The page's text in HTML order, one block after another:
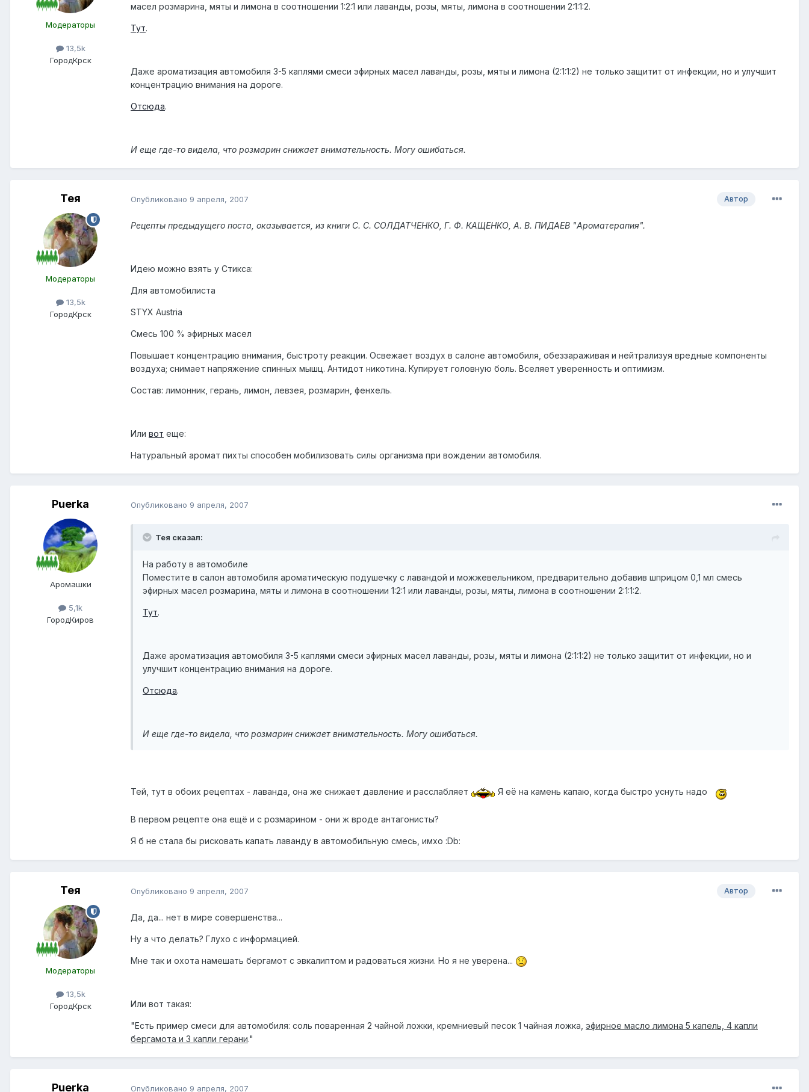
Модераторы
13,5k
ГородКрск
масел розмарина, мяты и лимона в соотношении 1:2:1 или лаванды, розы, мяты, лимона в соотношении 2:1:1:2.
Тут.
Даже ароматизация автомобиля 3-5 каплями смеси эфирных масел лаванды, розы, мяты и лимона (2:1:1:2) не только защитит от инфекции, но и улучшит
концентрацию внимания на дороге.
Отсюда.
И еще где-то видела, что розмарин снижает внимательность. Могу ошибаться.
Тея
Модераторы
13,5k
ГородКрск
Автор
Опубликовано 9 апреля, 2007
Рецепты предыдущего поста, оказывается, из книги С. С. СОЛДАТЧЕНКО, Г. Ф. КАЩЕНКО, А. В. ПИДАЕВ "Ароматерапия".
Идею можно взять у Стикса:
Для автомобилиста
STYX Austria
Смесь 100 % эфирных масел
Повышает концентрацию внимания, быстроту реакции. Освежает воздух в салоне автомобиля, обеззараживая и нейтрализуя вредные компоненты
воздуха; снимает напряжение спинных мышц. Антидот никотина. Купирует головную боль. Вселяет уверенность и оптимизм.
Состав: лимонник, герань, лимон, левзея, розмарин, фенхель.
Или вот еще:
Натуральный аромат пихты способен мобилизовать силы организма при вождении автомобиля.
Puerka
Аромашки
5,1k
ГородКиров
Опубликовано 9 апреля, 2007
Тея сказал:
На работу в автомобиле
Поместите в салон автомобиля ароматическую подушечку с лавандой и можжевельником, предварительно добавив шприцом 0,1 мл смесь
эфирных масел розмарина, мяты и лимона в соотношении 1:2:1 или лаванды, розы, мяты, лимона в соотношении 2:1:1:2.
Тут.
Даже ароматизация автомобиля 3-5 каплями смеси эфирных масел лаванды, розы, мяты и лимона (2:1:1:2) не только защитит от инфекции, но и
улучшит концентрацию внимания на дороге.
Отсюда.
И еще где-то видела, что розмарин снижает внимательность. Могу ошибаться.
Тей, тут в обоих рецептах - лаванда, она же снижает давление и расслабляет Я её на камень капаю, когда быстро уснуть надо
В первом рецепте она ещё и с розмарином - они ж вроде антагонисты?
Я б не стала бы рисковать капать лаванду в автомобильную смесь, имхо :Db:
Тея
Модераторы
13,5k
ГородКрск
Автор
Опубликовано 9 апреля, 2007
Да, да... нет в мире совершенства...
Ну а что делать? Глухо с информацией.
Мне так и охота намешать бергамот с эвкалиптом и радоваться жизни. Но я не уверена...
Или вот такая:
"Есть пример смеси для автомобиля: соль поваренная 2 чайной ложки, кремниевый песок 1 чайная ложка, эфирное масло лимона 5 капель, 4 капли
бергамота и 3 капли герани."
Puerka Опубликовано 9 апреля, 2007